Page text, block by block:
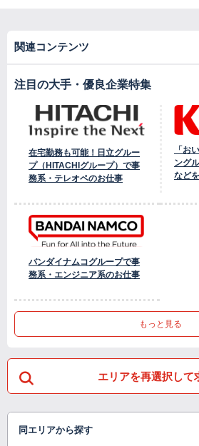
関連コンテンツ
注目の大手・優良企業特集
在宅勤務も可能！日立グルー
プ（HITACHIグループ）で事
務系・テレオペのお仕事
「お
ング
など
バンダイナムコグループで事
務系・エンジニア系のお仕事
もっと見る
エリアを再選択して
同エリアから探す